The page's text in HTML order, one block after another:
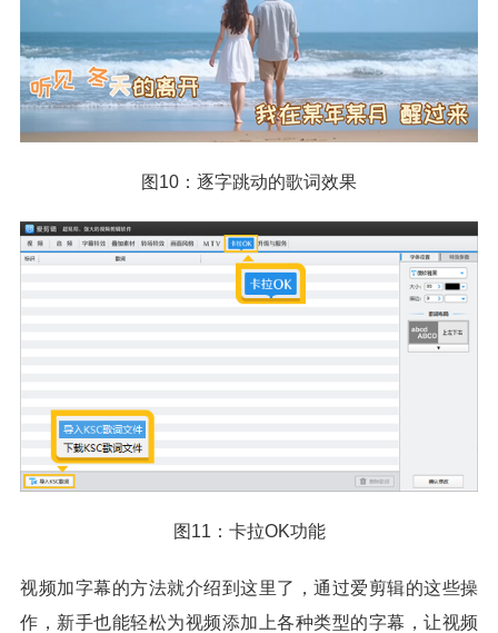
图10：逐字跳动的歌词效果
图11：卡拉OK功能
视频加字幕的方法就介绍到这里了，通过爱剪辑的这些操
作，新手也能轻松为视频添加上各种类型的字幕，让视频